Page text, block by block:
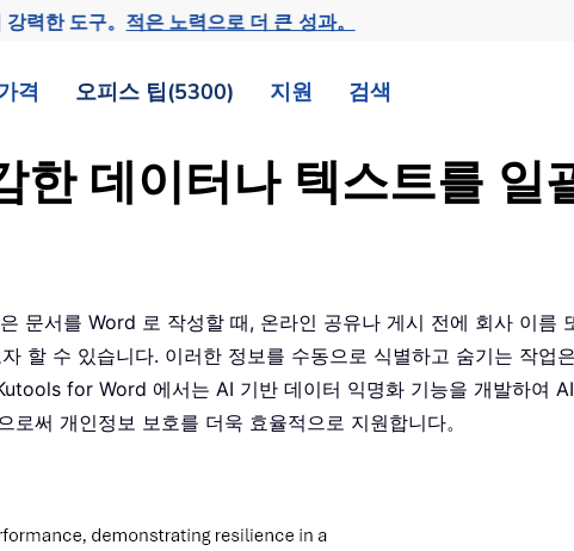
력한 도구。적은 노력으로 더 큰 성과。
격 오피스 팁(5300) 지원 검색
데이터나 텍스트를 일
문서를 Word 로 작성할 때, 온라인 공유나 게시 전에 회사 이름
할 수 있습니다. 이러한 정보를 수동으로 식별하고 숨기는 작업
for Word 에서는 AI 기반 데이터 익명화 기능을 개발하여
써 개인정보 보호를 더욱 효율적으로 지원합니다。